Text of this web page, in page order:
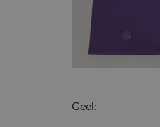
Geel: